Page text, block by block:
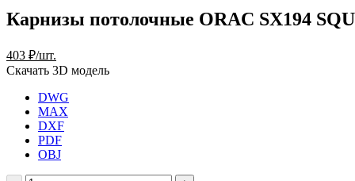
Карнизы потолочные ORAC SX194
403 ₽/шт.
Скачать 3D модель
DWG
MAX
DXF
PDF
OBJ